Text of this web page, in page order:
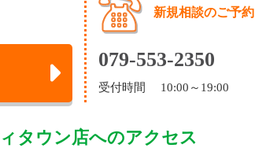
新規相談のご予約
079-553-2350
受付時間 10:00～19:00
タウン店へのアクセス